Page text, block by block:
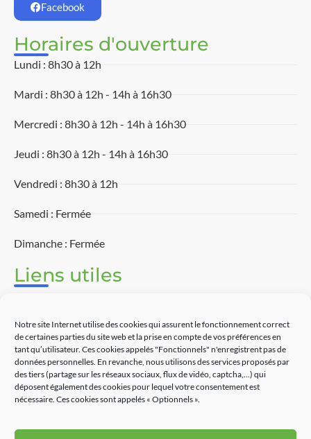
Notre site Internet utilise des cookies qui assurent le fonctionnement correct
de certaines parties du site web et la prise en compte de vos préférences en
tant qu’utilisateur. Ces cookies appelés "Fonctionnels" n'enregistrent pas de
données personnelles. En revanche, nous utilisons des services proposés par
des tiers (partage sur les réseaux sociaux, flux de vidéo, captcha,...) qui
déposent également des cookies pour lequel votre consentement est
nécessaire. Ces cookies sont appelés « Optionnels ».
Facebook
Horaires d'ouverture
Lundi : 8h30 à 12h
Mardi : 8h30 à 12h - 14h à 16h30
Mercredi : 8h30 à 12h - 14h à 16h30
Jeudi : 8h30 à 12h - 14h à 16h30
Vendredi : 8h30 à 12h
Samedi : Fermée
Dimanche : Fermée
Liens utiles
Découvrir Touët-sur-Var
Commerces
Contact